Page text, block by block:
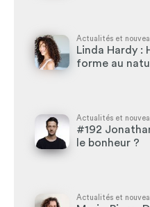
Actualités et
Linda Hardy :
forme au
Actualités et
#192
le bonheur ?
Actualités et